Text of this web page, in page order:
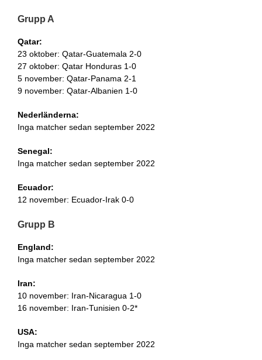
Grupp A
Qatar:
23 oktober: Qatar-Guatemala 2-0
27 oktober: Qatar Honduras 1-0
5 november: Qatar-Panama 2-1
9 november: Qatar-Albanien 1-0
Nederländerna:
Inga matcher sedan september 2022
Senegal:
Inga matcher sedan september 2022
Ecuador:
12 november: Ecuador-Irak 0-0
Grupp B
England:
Inga matcher sedan september 2022
Iran:
10 november: Iran-Nicaragua 1-0
16 november: Iran-Tunisien 0-2*
USA:
Inga matcher sedan september 2022